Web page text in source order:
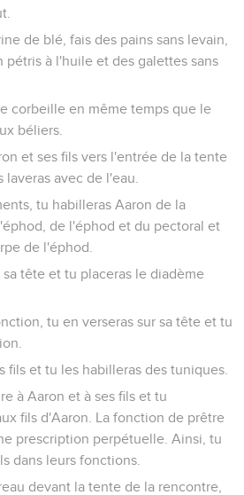
de blé, fais des pains sans levain,
pétris à l'huile et des galettes sans
corbeille en même temps que le
béliers.
et ses fils vers l'entrée de la tente
avec de l'eau.
tu habilleras Aaron de la
de l'éphod et du pectoral et
de l'éphod.
sa tête et tu placeras le diadème
tu en verseras sur sa tête et tu
fils et tu les habilleras des tuniques.
à Aaron et à ses fils et tu
fils d'Aaron. La fonction de prêtre
prescription perpétuelle. Ainsi, tu
dans leurs fonctions.
devant la tente de la rencontre,